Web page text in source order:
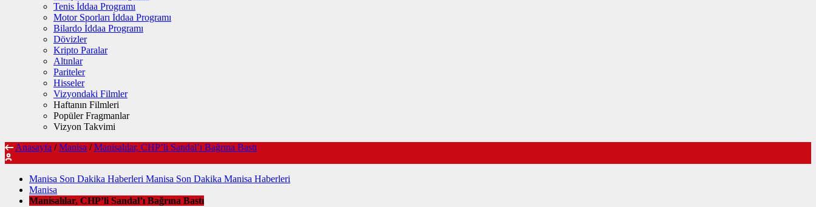
Tenis İddaa Programı
Motor Sporları İddaa Programı
Bilardo İddaa Programı
Dövizler
Kripto Paralar
Altınlar
Pariteler
Hisseler
Vizyondaki Filmler
Haftanın Filmleri
Popüler Fragmanlar
Vizyon Takvimi
Anasayfa / Manisa / Manisalılar, CHP’li Sandal’ı Bağrına Bastı
Manisa Son Dakika Haberleri Manisa Son Dakika Manisa Haberleri
Manisa
Manisalılar, CHP’li Sandal’ı Bağrına Bastı